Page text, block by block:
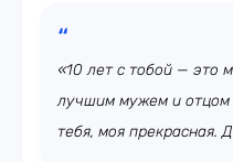
«10 лет с тобой — это
лучшим мужем и
тебя, моя прекрасная.